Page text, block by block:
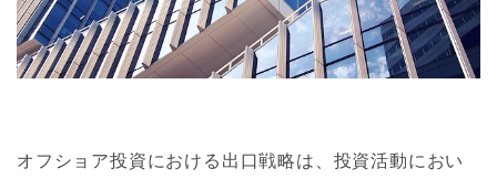
オフショア投資における出口戦略は、投資活動におい